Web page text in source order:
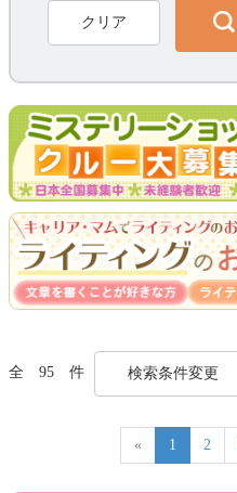
クリア
全 95 件 検索条件変更
« 1 2